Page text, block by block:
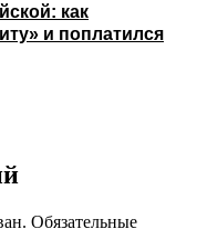
как
и поплатился
Обязательные